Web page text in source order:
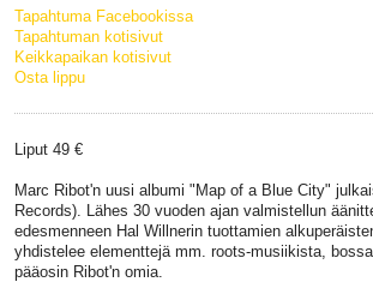
Tapahtuma Facebookissa
Tapahtuman kotisivut
Keikkapaikan kotisivut
Osta lippu
Liput 49 €
Marc Ribot'n uusi albumi "Map of a Blue City"
Records). Lähes 30 vuoden ajan valmistellun
edesmenneen Hal Willnerin tuottamien
yhdistelee elementtejä mm. roots-musiikista,
pääosin Ribot'n omia.